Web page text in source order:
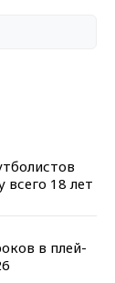
18 лет
в плей-